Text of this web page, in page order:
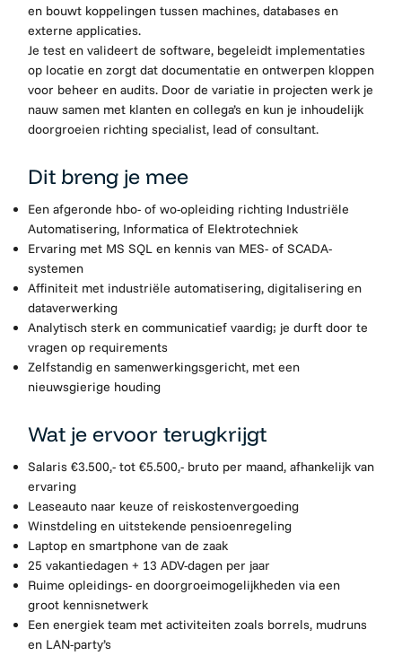
en bouwt koppelingen tussen machines, databases en
externe applicaties.
Je test en valideert de software, begeleidt implementaties
op locatie en zorgt dat documentatie en ontwerpen kloppen
voor beheer en audits. Door de variatie in projecten werk je
nauw samen met klanten en collega’s en kun je inhoudelijk
doorgroeien richting specialist, lead of consultant.
Dit breng je mee
Een afgeronde hbo- of wo-opleiding richting Industriële
Automatisering, Informatica of Elektrotechniek
Ervaring met MS SQL en kennis van MES- of SCADA-
systemen
Affiniteit met industriële automatisering, digitalisering en
dataverwerking
Analytisch sterk en communicatief vaardig; je durft door te
vragen op requirements
Zelfstandig en samenwerkingsgericht, met een
nieuwsgierige houding
Wat je ervoor terugkrijgt
Salaris €3.500,- tot €5.500,- bruto per maand, afhankelijk van
ervaring
Leaseauto naar keuze of reiskostenvergoeding
Winstdeling en uitstekende pensioenregeling
Laptop en smartphone van de zaak
25 vakantiedagen + 13 ADV-dagen per jaar
Ruime opleidings- en doorgroeimogelijkheden via een
groot kennisnetwerk
Een energiek team met activiteiten zoals borrels, mudruns
en LAN-party’s